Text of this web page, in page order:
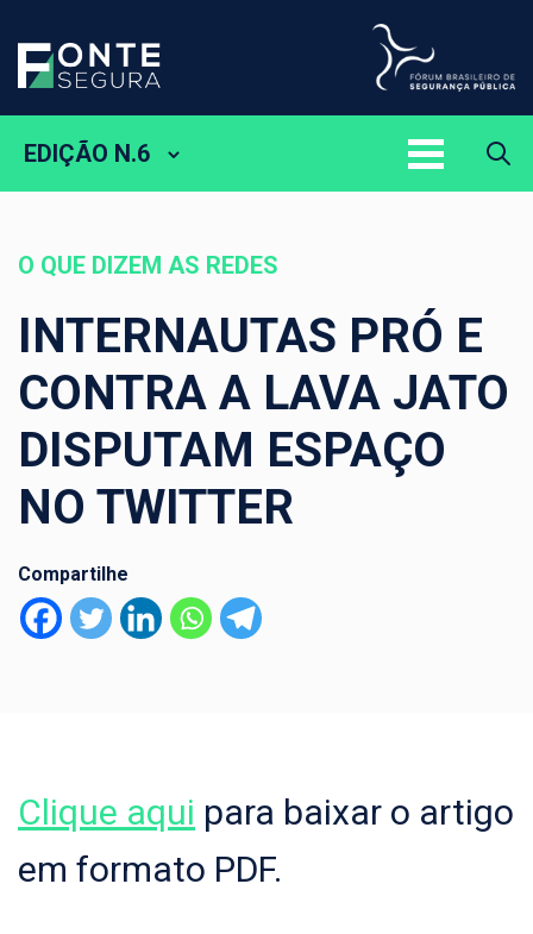
EDIÇÃO N.6
O QUE DIZEM AS REDES
INTERNAUTAS PRÓ E
CONTRA A LAVA JATO
DISPUTAM ESPAÇO
NO TWITTER
Compartilhe
Clique aqui para baixar o artigo
em formato PDF.